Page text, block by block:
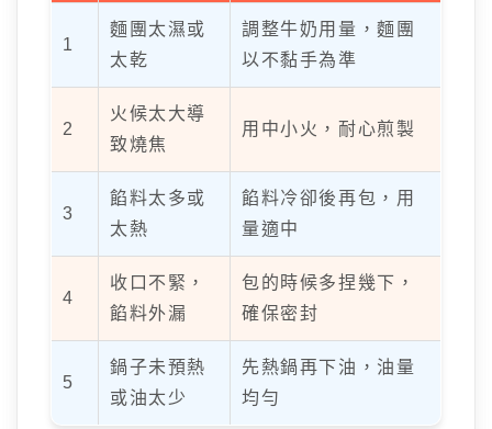
1
麵團太濕或
太乾
調整牛奶用量，麵團
以不黏手為準
2
火候太大導
致燒焦
用中小火，耐心煎製
3
餡料太多或
太熱
餡料冷卻後再包，用
量適中
4
收口不緊，
餡料外漏
包的時候多捏幾下，
確保密封
5
鍋子未預熱
或油太少
先熱鍋再下油，油量
均勻